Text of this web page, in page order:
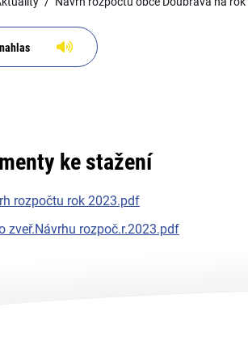
ke stažení
rozpočtu rok 2023.pdf
zveř.Návrhu rozpoč.r.2023.pdf